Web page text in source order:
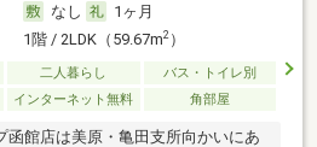
なし
1ヶ月
1階 / 2LDK（59.67m2）
二人暮らし
バス・トイレ別
インターネット無料 角部屋
函館店は美原・亀田支所向かいにあ